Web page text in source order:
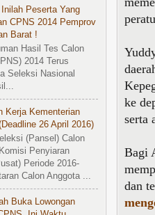
ke
serta
Bagi
dan
Peserta Yang
CPNS 2014 Pemprov
Barat !
Hasil Tes Calon
2014 Terus
Seleksi Nasional
Kerja Kementerian
26 April 2016)
(Pansel) Calon
Penyiaran
Periode 2016-
Calon Anggota ...
Buka Lowongan